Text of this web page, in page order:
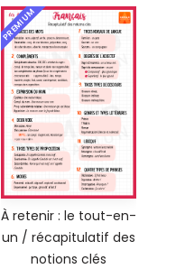
PREMIUM
À retenir : le tout-en-
un / récapitulatif des
notions clés